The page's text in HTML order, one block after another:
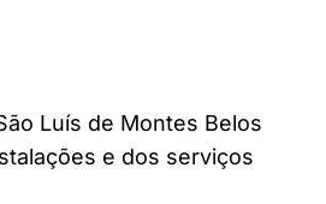
Luís de Montes Belos
e dos serviços